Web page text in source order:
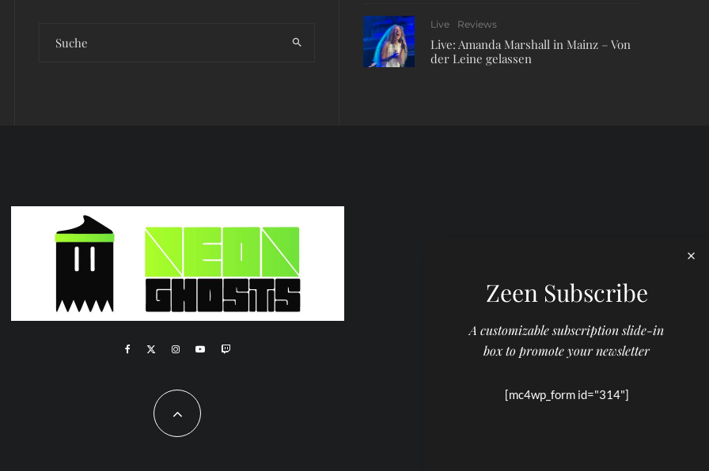
Live Reviews
Live: Amanda Marshall in Mainz – Von
der Leine gelassen
Zeen Subscribe
A customizable subscription slide-in
box to promote your newsletter
[mc4wp_form id="314"]